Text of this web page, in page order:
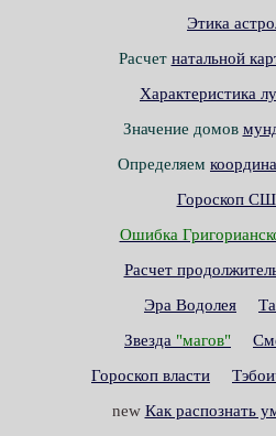
Этика
Расчет натальной
Характеристика
Значение домов
Определяем
Гороскоп
Ошибка
Расчет
Эра Водолея
Звезда "магов"
Гороскоп власти
new Как распознать